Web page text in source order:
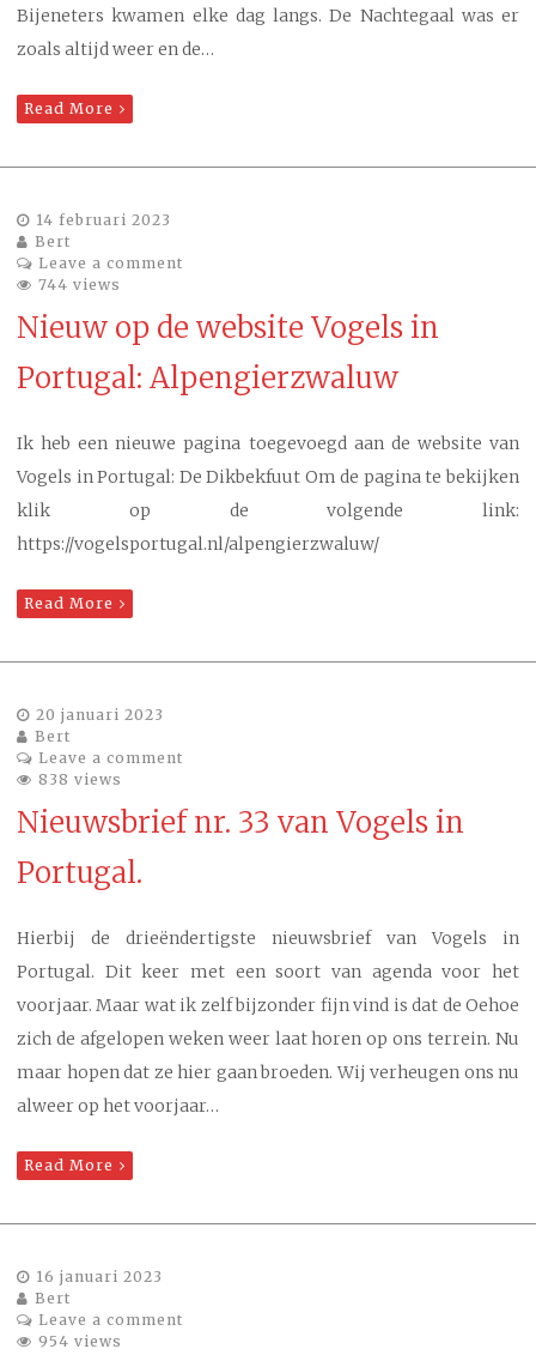
Bijeneters kwamen elke dag langs. De Nachtegaal was er
zoals altijd weer en de…
Read More
14 februari 2023
Bert
Leave a comment
744 views
Nieuw op de website Vogels in
Portugal: Alpengierzwaluw
Ik heb een nieuwe pagina toegevoegd aan de website van
Vogels in Portugal: De Dikbekfuut Om de pagina te bekijken
klik op de volgende link:
https://vogelsportugal.nl/alpengierzwaluw/
Read More
20 januari 2023
Bert
Leave a comment
838 views
Nieuwsbrief nr. 33 van Vogels in
Portugal.
Hierbij de drieëndertigste nieuwsbrief van Vogels in
Portugal. Dit keer met een soort van agenda voor het
voorjaar. Maar wat ik zelf bijzonder fijn vind is dat de Oehoe
zich de afgelopen weken weer laat horen op ons terrein. Nu
maar hopen dat ze hier gaan broeden. Wij verheugen ons nu
alweer op het voorjaar…
Read More
16 januari 2023
Bert
Leave a comment
954 views